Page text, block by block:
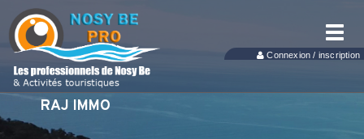
Connexion / inscription
RAJ IMMO